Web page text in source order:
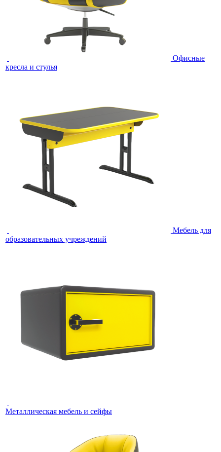
Офисные
кресла и стулья
Мебель для
образовательных учреждений
Металлическая мебель и сейфы